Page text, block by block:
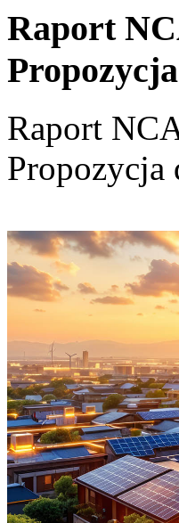
Raport
Raport
Propozycja